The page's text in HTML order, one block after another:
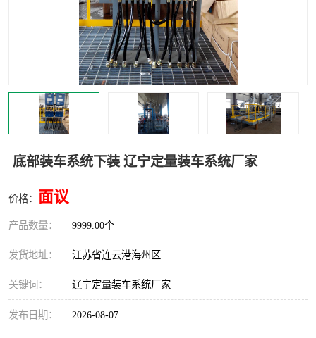
底部装车系统下装 辽宁定量装车系统厂家
价格： 面议
产品数量： 9999.00个
发货地址： 江苏省连云港海州区
关键词： 辽宁定量装车系统厂家
发布日期： 2026-08-07
紧急脱离干式接头 火车鹤管
顶部鹤管
低温鹤管
浮动出油装置